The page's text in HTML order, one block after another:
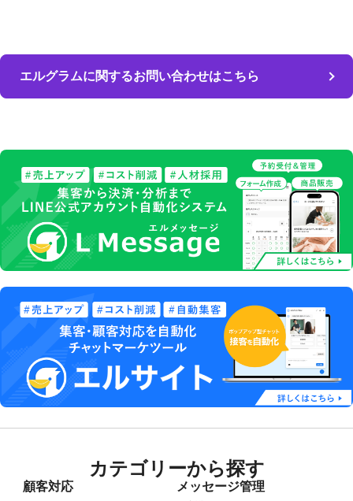
エルグラムに関するお問い合わせはこちら
カテゴリーから探す
顧客対応 メッセージ管理